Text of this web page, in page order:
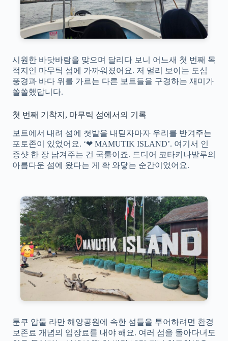
시원한 바닷바람을 맞으며 달리다 보니 어느새 첫 번째 목
적지인 마무틱 섬에 가까워졌어요. 저 멀리 보이는 도심
풍경과 바다 위를 가르는 다른 보트들을 구경하는 재미가
쏠쏠했답니다.
첫 번째 기착지, 마무틱 섬에서의 기록
보트에서 내려 섬에 첫발을 내딛자마자 우리를 반겨주는
포토존이 있었어요. ‘❤ MAMUTIK ISLAND’. 여기서 인
증샷 한 장 남겨주는 건 국룰이죠. 드디어 코타키나발루의
아름다운 섬에 왔다는 게 확 와닿는 순간이었어요.
툰쿠 압둘 라만 해양공원에 속한 섬들을 투어하려면 환경
보존료 개념의 입장료를 내야 해요. 여러 섬을 돌아다녀도